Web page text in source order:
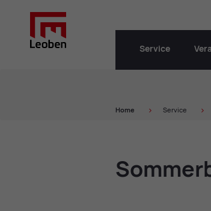
Service
Home Service